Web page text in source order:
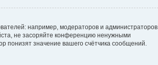
например, модераторов и администраторов.
не засоряйте конференцию ненужными
понизят значение вашего счётчика сообщений.